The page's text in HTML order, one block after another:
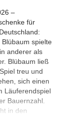
–
für
Blübaum spielte
anderer als
Blübaum ließ
treu und
sich einen
Läuferendspiel
Bauernzahl.
in den